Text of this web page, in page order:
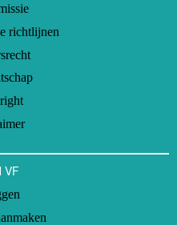
richtlijnen
VF